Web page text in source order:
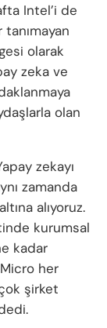
Intel’i de
olarak
zeka ve
olan
zekayı
zamanda
alıyoruz.
kurumsal
kadar
her
şirket